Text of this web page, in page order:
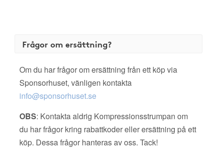
Frågor om ersättning?
Om du har frågor om ersättning från ett köp via
Sponsorhuset, vänligen kontakta
info@sponsorhuset.se
OBS: Kontakta aldrig Kompressionsstrumpan om
du har frågor kring rabattkoder eller ersättning på ett
köp. Dessa frågor hanteras av oss. Tack!